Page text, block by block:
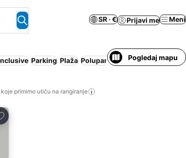
SR · € Prijavi me Meni
Parking Plaža Polupansion Apart hotel Pun
Pogledaj mapu
primimo utiču na rangiranje
u favorite